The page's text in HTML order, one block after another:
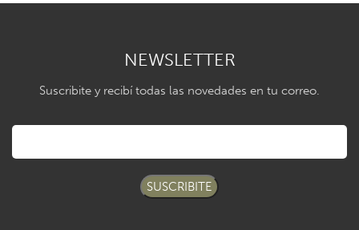
NEWSLETTER
Suscribite y recibí todas las novedades en tu correo.
SUSCRIBITE